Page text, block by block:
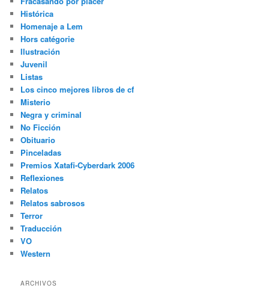
Histórica
Homenaje a Lem
Hors catégorie
Ilustración
Juvenil
Listas
Los cinco mejores libros de cf
Misterio
Negra y criminal
No Ficción
Obituario
Pinceladas
Premios Xatafi-Cyberdark 2006
Reflexiones
Relatos
Relatos sabrosos
Terror
Traducción
VO
Western
ARCHIVOS